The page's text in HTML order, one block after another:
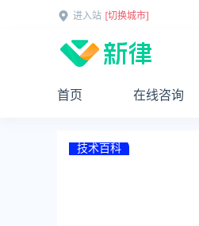
进入站 [切换城市]
首页 在线咨询
技术百科